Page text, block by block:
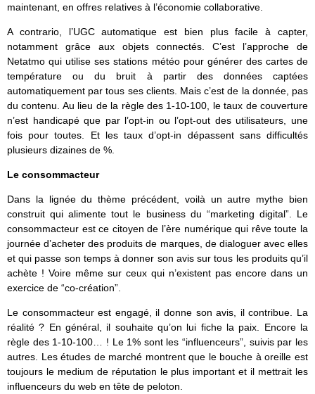
maintenant, en offres relatives à l’économie collaborative.
A contrario, l’UGC automatique est bien plus facile à capter,
notamment grâce aux objets connectés. C’est l’approche de
Netatmo qui utilise ses stations météo pour générer des cartes de
température ou du bruit à partir des données captées
automatiquement par tous ses clients. Mais c’est de la donnée, pas
du contenu. Au lieu de la règle des 1-10-100, le taux de couverture
n’est handicapé que par l’opt-in ou l’opt-out des utilisateurs, une
fois pour toutes. Et les taux d’opt-in dépassent sans difficultés
plusieurs dizaines de %.
Le consommacteur
Dans la lignée du thème précédent, voilà un autre mythe bien
construit qui alimente tout le business du “marketing digital”. Le
consommacteur est ce citoyen de l’ère numérique qui rêve toute la
journée d’acheter des produits de marques, de dialoguer avec elles
et qui passe son temps à donner son avis sur tous les produits qu’il
achète ! Voire même sur ceux qui n’existent pas encore dans un
exercice de “co-création”.
Le consommacteur est engagé, il donne son avis, il contribue. La
réalité ? En général, il souhaite qu’on lui fiche la paix. Encore la
règle des 1-10-100… ! Le 1% sont les “influenceurs”, suivis par les
autres. Les études de marché montrent que le bouche à oreille est
toujours le medium de réputation le plus important et il mettrait les
influenceurs du web en tête de peloton.